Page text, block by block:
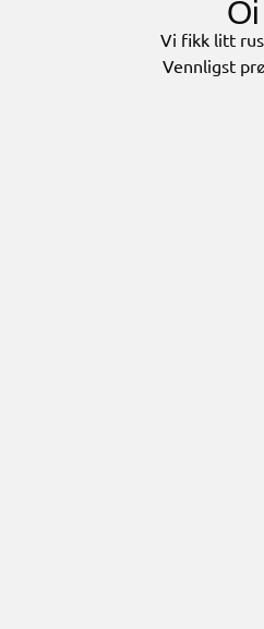
Vi fikk litt
Vennligst